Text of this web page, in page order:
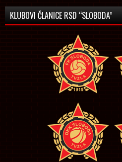
KLUBOVI ČLANICE RSD “SLOBODA”